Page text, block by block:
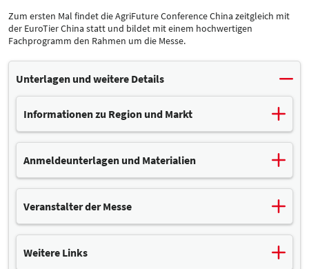
Zum ersten Mal findet die AgriFuture Conference China zeitgleich mit
der EuroTier China statt und bildet mit einem hochwertigen
Fachprogramm den Rahmen um die Messe.
Unterlagen und weitere Details
Informationen zu Region und Markt
China verfügt über eine Fleischproduktion enormen Volumens.
Starke Hygienemängeln in der Tierhaltung sowie der Ausbruch
der afrikanischen Schweinpest hat die chinesische Regierung
veranlasst, neue und moderne Produktionsstätten im weniger
dicht besiedelten Norden des Landes zu etablieren. Aufgrund
dessen liegt der zeitnahe Investitionsfokus der Regierung wie
Ställen, der Optimierung der Futtermittel und -zusätze sowie
Nutztierhaltung.
Anmeldeunterlagen und Materialien
Anmeldeunterlagen finden Sie hier in Kürze.
Für Fragen und bei Interesse können Sie sich jederzeit gern bei
Jana Kowollikmelden.
Veranstalter der Messe
DLG International GmbH
Eschborner Landstr. 122
60489 Frankfurt am Main
Weitere Links